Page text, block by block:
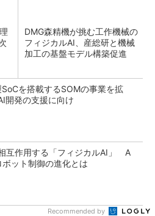
DMG森精機が挑む工作機械の
フィジカルAI、産総研と機械
加工の基盤モデル構築促進
を搭載するSOMの事業を拡
開発の支援に向け
互作用する「フィジカルAI」 A
ット制御の進化とは
Recommended by